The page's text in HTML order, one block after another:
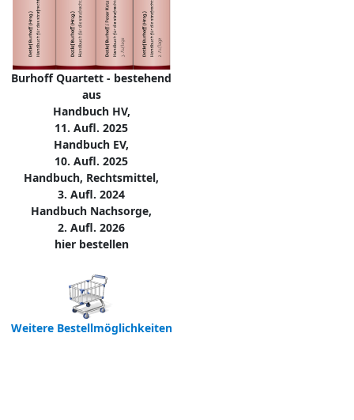
Burhoff Quartett - bestehend
aus
Handbuch HV,
11. Aufl. 2025
Handbuch EV,
10. Aufl. 2025
Handbuch, Rechtsmittel,
3. Aufl. 2024
Handbuch Nachsorge,
2. Aufl. 2026
hier bestellen
Weitere Bestellmöglichkeiten